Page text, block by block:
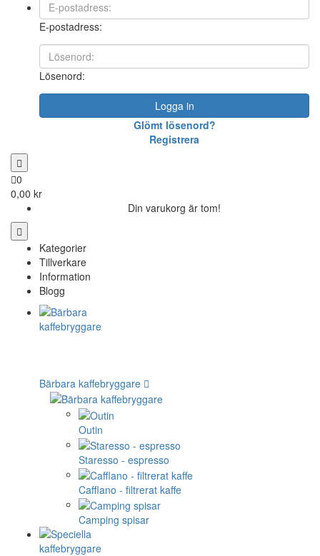
E-postadress:
Lösenord:
Logga in
Glömt lösenord?
Registrera
0
0,00 kr
Din varukorg är tom!
Kategorier
Tillverkare
Information
Blogg
Bärbara kaffebryggare
Outin
Staresso - espresso
Cafflano - filtrerat kaffe
Camping spisar